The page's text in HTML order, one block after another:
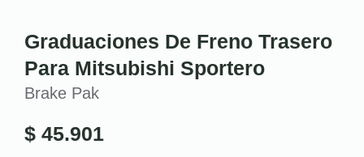
Graduaciones De Freno Trasero
Para Mitsubishi Sportero
Brake Pak
$ 45.901